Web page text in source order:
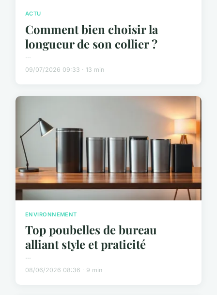
ACTU
Comment bien choisir la
longueur de son collier ?
...
09/07/2026 09:33 · 13 min
ENVIRONNEMENT
Top poubelles de bureau
alliant style et praticité
...
08/06/2026 08:36 · 9 min